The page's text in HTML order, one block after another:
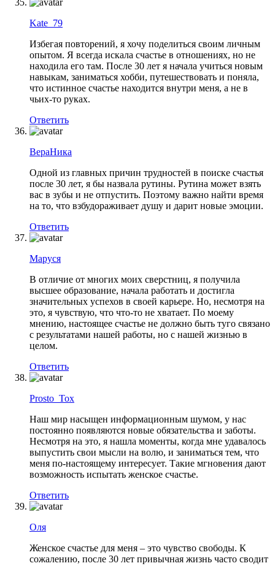
Kate_79
Избегая повторений, я хочу поделиться своим личным
опытом. Я всегда искала счастье в отношениях, но не
находила его там. После 30 лет я начала учиться новым
навыкам, заниматься хобби, путешествовать и поняла,
что истинное счастье находится внутри меня, а не в
чьих-то руках.
Ответить
ВераНика
Одной из главных причин трудностей в поиске счастья
после 30 лет, я бы назвала рутины. Рутина может взять
вас в зубы и не отпустить. Поэтому важно найти время
на то, что взбудораживает душу и дарит новые эмоции.
Ответить
Маруся
В отличие от многих моих сверстниц, я получила
высшее образование, начала работать и достигла
значительных успехов в своей карьере. Но, несмотря на
это, я чувствую, что что-то не хватает. По моему
мнению, настоящее счастье не должно быть туго связано
с результатами нашей работы, но с нашей жизнью в
целом.
Ответить
Prosto_Tox
Наш мир насыщен информационным шумом, у нас
постоянно появляются новые обязательства и заботы.
Несмотря на это, я нашла моменты, когда мне удавалось
выпустить свои мысли на волю, и заниматься тем, что
меня по-настоящему интересует. Такие мгновения дают
возможность испытать женское счастье.
Ответить
Оля
Женское счастье для меня – это чувство свободы. К
сожалению, после 30 лет привычная жизнь часто сводит